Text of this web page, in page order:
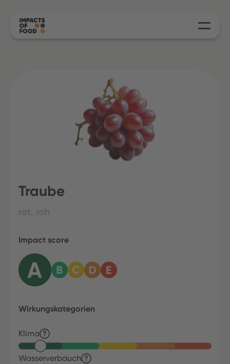
Traube
rot, roh
Impact score
Wirkungskategorien
Klima
Wasserverbauch